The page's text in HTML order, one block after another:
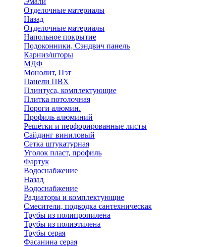
Отделочные материалы
Назад
Отделочные материалы
Напольное покрытие
Подоконники, Сэндвич панель
Карниз/шторы
МДФ
Монолит, Пэт
Панели ПВХ
Плинтуса, комплектующие
Плитка потолочная
Пороги алюмин.
Профиль алюминий
Решётки и перфорированные листы
Сайдинг виниловый
Сетка штукатурная
Уголок пласт, профиль
Фартук
Водоснабжение
Назад
Водоснабжение
Радиаторы и комплектующие
Смесители, подводка сантехническая
Трубы из полипропилена
Трубы из полиэтилена
Трубы серая
Фасанина серая